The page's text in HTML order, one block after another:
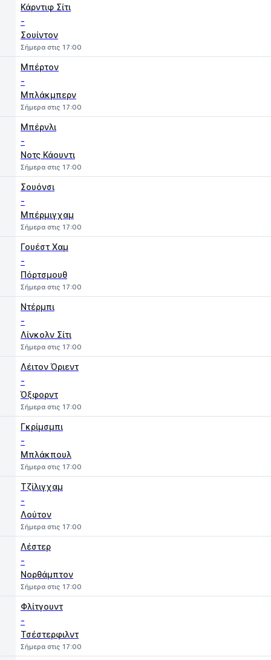
Κάρντιφ Σίτι
-
Σουίντον
Σήμερα στις 17:00
Μπέρτον
-
Μπλάκμπερν
Σήμερα στις 17:00
Μπέρνλι
-
Νοτς Κάουντι
Σήμερα στις 17:00
Σουόνσι
-
Μπέρμιγχαμ
Σήμερα στις 17:00
Γουέστ Χαμ
-
Πόρτσμουθ
Σήμερα στις 17:00
Ντέρμπι
-
Λίνκολν Σίτι
Σήμερα στις 17:00
Λέιτον Όριεντ
-
Όξφορντ
Σήμερα στις 17:00
Γκρίμσμπι
-
Μπλάκπουλ
Σήμερα στις 17:00
Τζίλιγχαμ
-
Λούτον
Σήμερα στις 17:00
Λέστερ
-
Νορθάμπτον
Σήμερα στις 17:00
Φλίτγουντ
-
Τσέστερφιλντ
Σήμερα στις 17:00